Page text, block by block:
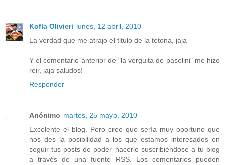
Kofla Olivieri lunes, 12 abril, 2010
La verdad que me atrajo el titulo de la tetona, jaja
Y el comentario anterior de "la verguita de pasolini" me hizo
reir, jaja saludos!
Responder
Anónimo martes, 25 mayo, 2010
Excelente el blog. Pero creo que sería muy oportuno que
nos des la posibilidad a los que estamos interesados en
seguir tus posts de poder hacerlo suscribiéndose a tu blog
a través de una fuente RSS. Los comentarios pueden